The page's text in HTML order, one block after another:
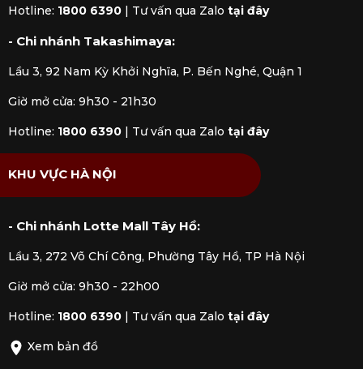
Hotline: 1800 6390 Tư vấn qua Zalo tại đây
- Chi nhánh Takashimaya:
Lầu 3, 92 Nam Kỳ Khởi Nghĩa, P. Bến Nghé, Quận 1
Giờ mở cửa: 9h30 - 21h30
Hotline: 1800 6390 Tư vấn qua Zalo tại đây
KHU VỰC HÀ NỘI
- Chi nhánh Lotte Mall Tây Hồ:
Lầu 3, 272 Võ Chí Công, Phường Tây Hồ, TP Hà Nội
Giờ mở cửa: 9h30 - 22h00
Hotline: 1800 6390 Tư vấn qua Zalo tại đây
Xem bản đồ